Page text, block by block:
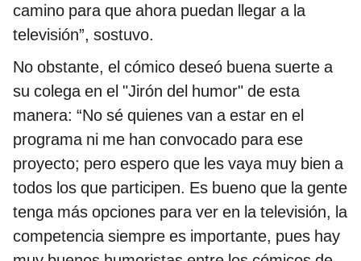
camino para que ahora puedan llegar a la
televisión”, sostuvo.
No obstante, el cómico deseó buena suerte a
su colega en el "Jirón del humor" de esta
manera: “No sé quienes van a estar en el
programa ni me han convocado para ese
proyecto; pero espero que les vaya muy bien a
todos los que participen. Es bueno que la gente
tenga más opciones para ver en la televisión, la
competencia siempre es importante, pues hay